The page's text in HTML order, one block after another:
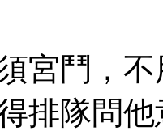
宮鬥，
排隊問他